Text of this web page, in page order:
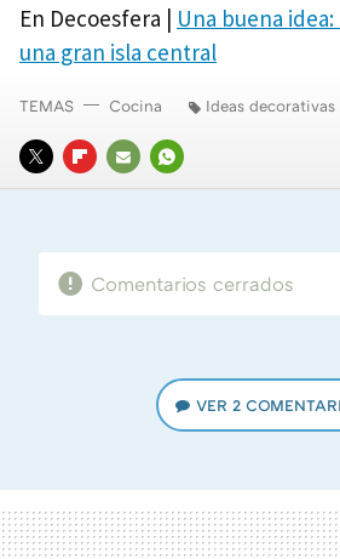
En Decoesfera | Una buena
una gran isla central
TWITTERFLIPBOARD
E-
WHATSAPP
TEMAS Cocina Ideas decorativas
Comentarios cerrados
VER2